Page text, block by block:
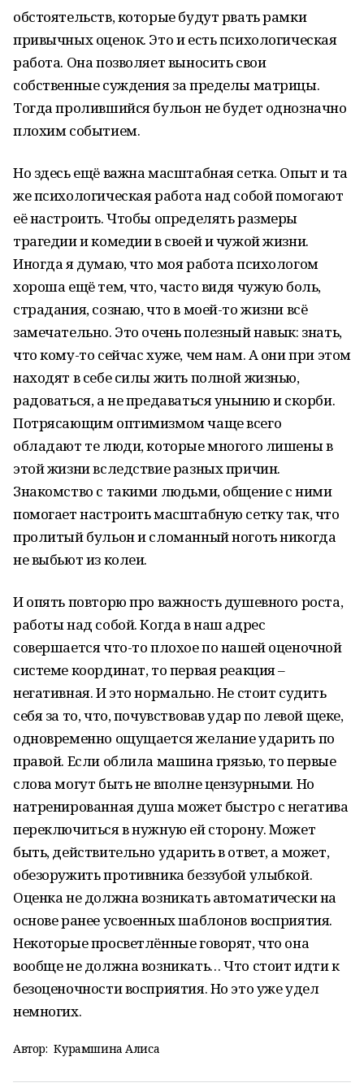
обстоятельств, которые будут рвать рамки
привычных оценок. Это и есть психологическая
работа. Она позволяет выносить свои
собственные суждения за пределы матрицы.
Тогда пролившийся бульон не будет однозначно
плохим событием.
Но здесь ещё важна масштабная сетка. Опыт и та
же психологическая работа над собой помогают
её настроить. Чтобы определять размеры
трагедии и комедии в своей и чужой жизни.
Иногда я думаю, что моя работа психологом
хороша ещё тем, что, часто видя чужую боль,
страдания, сознаю, что в моей-то жизни всё
замечательно. Это очень полезный навык: знать,
что кому-то сейчас хуже, чем нам. А они при этом
находят в себе силы жить полной жизнью,
радоваться, а не предаваться унынию и скорби.
Потрясающим оптимизмом чаще всего
обладают те люди, которые многого лишены в
этой жизни вследствие разных причин.
Знакомство с такими людьми, общение с ними
помогает настроить масштабную сетку так, что
пролитый бульон и сломанный ноготь никогда
не выбьют из колеи.
И опять повторю про важность душевного роста,
работы над собой. Когда в наш адрес
совершается что-то плохое по нашей оценочной
системе координат, то первая реакция –
негативная. И это нормально. Не стоит судить
себя за то, что, почувствовав удар по левой щеке,
одновременно ощущается желание ударить по
правой. Если облила машина грязью, то первые
слова могут быть не вполне цензурными. Но
натренированная душа может быстро с негатива
переключиться в нужную ей сторону. Может
быть, действительно ударить в ответ, а может,
обезоружить противника беззубой улыбкой.
Оценка не должна возникать автоматически на
основе ранее усвоенных шаблонов восприятия.
Некоторые просветлённые говорят, что она
вообще не должна возникать… Что стоит идти к
безоценочности восприятия. Но это уже удел
немногих.
Автор: Курамшина Алиса